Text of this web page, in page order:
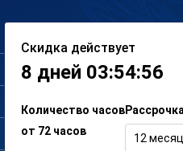
Скидка действует
8 дней 03:54:56
Количество часов
от 72 часов
Рассрочка
12